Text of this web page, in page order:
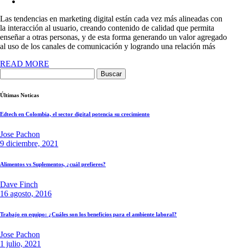
Las tendencias en marketing digital están cada vez más alineadas con
la interacción al usuario, creando contenido de calidad que permita
enseñar a otras personas, y de esta forma generando un valor agregado
al uso de los canales de comunicación y logrando una relación más
READ MORE
Últimas Noticas
Edtech en Colombia, el sector digital potencia su crecimiento
Jose Pachon
9 diciembre, 2021
Alimentos vs Suplementos, ¿cuál prefieres?
Dave Finch
16 agosto, 2016
Trabajo en equipo: ¿Cuáles son los beneficios para el ambiente laboral?
Jose Pachon
1 julio, 2021